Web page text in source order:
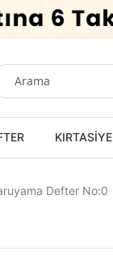
KIRTASİYE
Defter No:0